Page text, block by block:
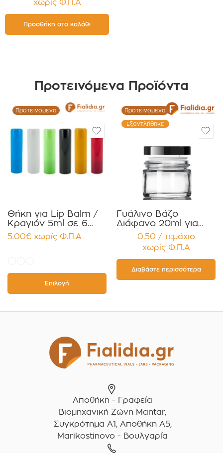
τεμαχίωνχωρίς Φ.Π.Α
Προσθήκη στο καλάθι
Προτεινόμενα Προϊόντα
Προτεινόμενα
Θήκη για Lip Balm /
Κραγιόν 5ml σε 6
χρώματα Πακέτο
10τεμ.
5.00€ χωρίς Φ.Π.Α
Επιλογή
Προτεινόμενα
Εξαντλήθηκε
Γυάλινο Βάζο
Διάφανο 20ml για
Κρέμες και
Κηραλοιφές με
Μαύρο Γυαλιστερό
Καπάκι Παρέμβυσμα
Συσκευασία 12
τεμαχίων
0,50 / τεμάχιο
χωρίς Φ.Π.Α
Διαβάστε περισσότερα
Αποθήκη - Γραφεία
Βιομηχανική Ζώνη Mantar,
Συγκρότημα A1, Αποθήκη Α5,
Marikostinovo - Βουλγαρία